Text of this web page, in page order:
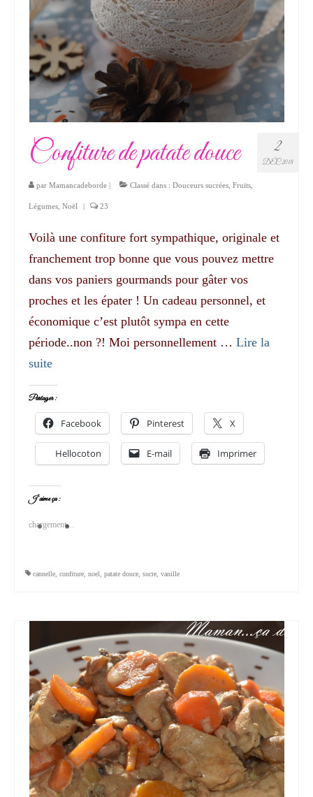
2
DÉC 2018
Confiture de patate douce
par Mamancadeborde | Classé dans : Douceurs sucrées Fruits
Légumes Noël | 23
Voilà une confiture fort sympathique, originale et
franchement trop bonne que vous pouvez mettre
dans vos paniers gourmands pour gâter vos
proches et les épater ! Un cadeau personnel, et
économique c’est plutôt sympa en cette
période..non ?! Moi personnellement … Lire la
suite­­
Partager :
Facebook Pinterest X
Hellocoton E-mail Imprimer
J’aime ça :
chargement…
cannelle confiture noel patate douce sucre vanille